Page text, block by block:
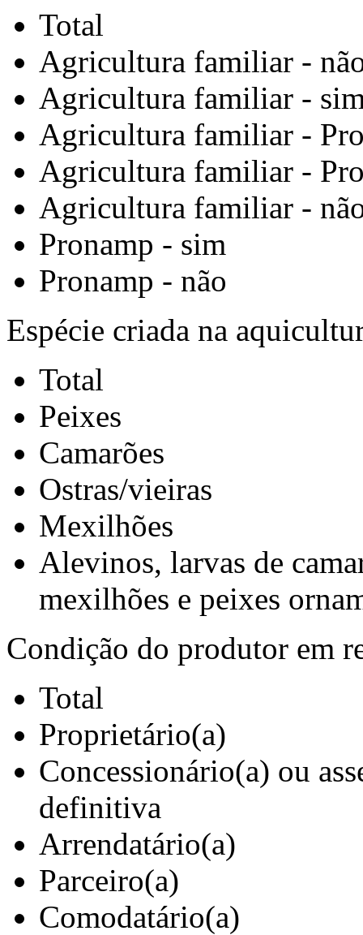
Total
Agricultura familiar -
Agricultura familiar -
Agricultura familiar -
Agricultura familiar -
Agricultura familiar -
Pronamp - sim
Pronamp - não
Espécie criada na
Total
Peixes
Camarões
Ostras/vieiras
Mexilhões
Alevinos, larvas de
mexilhões e peixes
Condição do produtor em
Total
Proprietário(a)
Concessionário(a) ou
definitiva
Arrendatário(a)
Parceiro(a)
Comodatário(a)